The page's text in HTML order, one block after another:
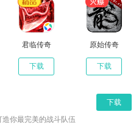
君临传奇
下载
原始传奇
下载
下载
你最完美的战斗队伍